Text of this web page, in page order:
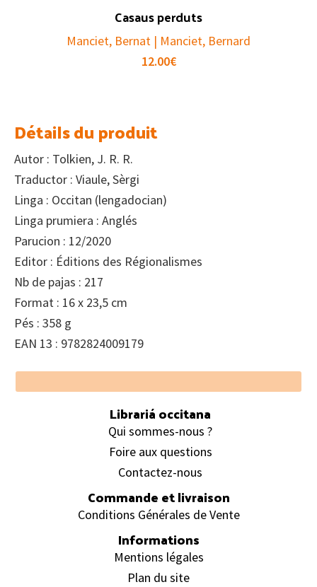
Casaus perduts
Manciet, Bernat | Manciet, Bernard
12.00€
Détails du produit
Autor : Tolkien, J. R. R.
Traductor : Viaule, Sèrgi
Linga : Occitan (lengadocian)
Linga prumiera : Anglés
Parucion : 12/2020
Editor : Éditions des Régionalismes
Nb de pajas : 217
Format : 16 x 23,5 cm
Pés : 358 g
EAN 13 : 9782824009179
Footer
Librariá occitana
Qui sommes-nous ?
Foire aux questions
Contactez-nous
Commande et livraison
Conditions Générales de Vente
Informations
Mentions légales
Plan du site